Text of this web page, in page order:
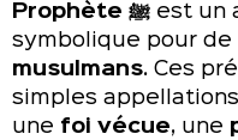
Prophète ﷺ est un
symbolique pour de
musulmans. Ces
simples
une foi vécue, une